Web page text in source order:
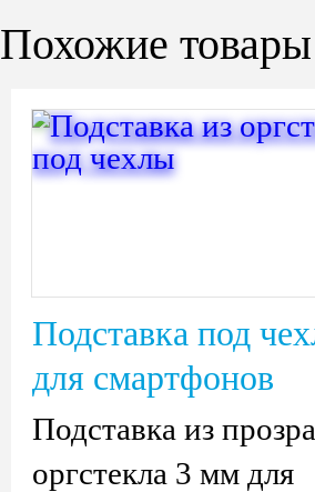
Похожие товары
Подставка под
для смартфонов
Подставка из
оргстекла 3 мм для